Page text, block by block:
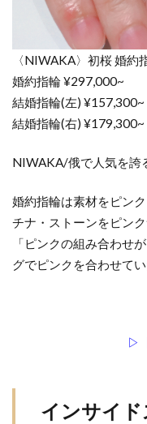
〈NIWAKA〉初桜 婚
婚約指輪 ¥297,000~
結婚指輪(左) ¥157,300~
結婚指輪(右) ¥179,300~
NIWAKA/俄で人気を誇
婚約指輪は素材をピン
チナ・ストーンをピン
「ピンクの組み合わせ
グでピンクを合わせてい
▷
インサイ